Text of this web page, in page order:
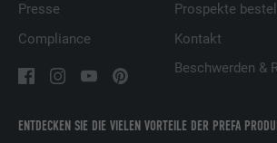
ENTDECKEN SIE DIE VIELEN VORTEILE DER PREFA
Presse
Compliance
Prospekte
Kontakt
Beschwerden &
Zweck
relevante Werbung
Präferenzen des Besuchers